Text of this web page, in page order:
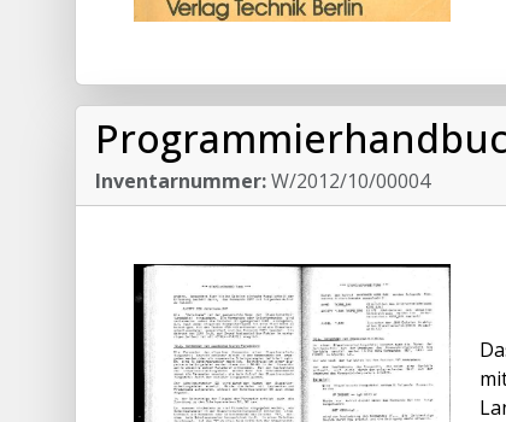
Inventarnummer:W/2012/10/00004